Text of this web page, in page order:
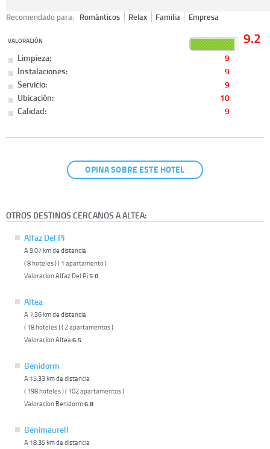
Recomendado para: Románticos Relax Familia Empresa
VALORACIÓN 9.2
Limpieza:
9
Instalaciones:
9
Servicio:
9
Ubicación:
10
Calidad:
9
OPINA SOBRE ESTE HOTEL
OTROS DESTINOS CERCANOS A ALTEA:
Alfaz Del Pi
A 9.07 km de distancia
( 8 hoteles ) ( 1 apartamento )
Valoracion Alfaz Del Pi5.0
Altea
A 7.36 km de distancia
( 18 hoteles ) ( 2 apartamentos )
Valoracion Altea6.5
Benidorm
A 15.33 km de distancia
( 198 hoteles ) ( 102 apartamentos )
Valoracion Benidorm6.8
Benimaurell
A 18.35 km de distancia